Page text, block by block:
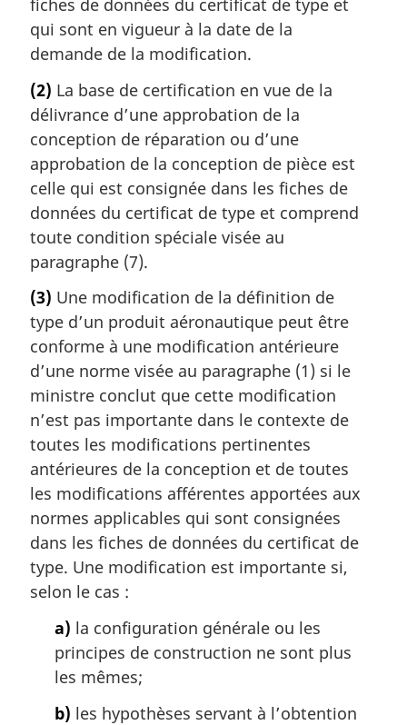
fiches de données du certificat de type et
qui sont en vigueur à la date de la
demande de la modification.
(2) La base de certification en vue de la
délivrance d’une approbation de la
conception de réparation ou d’une
approbation de la conception de pièce est
celle qui est consignée dans les fiches de
données du certificat de type et comprend
toute condition spéciale visée au
paragraphe (7).
(3) Une modification de la définition de
type d’un produit aéronautique peut être
conforme à une modification antérieure
d’une norme visée au paragraphe (1) si le
ministre conclut que cette modification
n’est pas importante dans le contexte de
toutes les modifications pertinentes
antérieures de la conception et de toutes
les modifications afférentes apportées aux
normes applicables qui sont consignées
dans les fiches de données du certificat de
type. Une modification est importante si,
selon le cas :
a) la configuration générale ou les
principes de construction ne sont plus
les mêmes;
b) les hypothèses servant à l’obtention